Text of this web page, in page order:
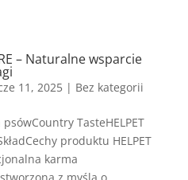
– Naturalne wsparcie
11, 2025| Bez kategorii
TasteHELPET
produktu HELPET
karma